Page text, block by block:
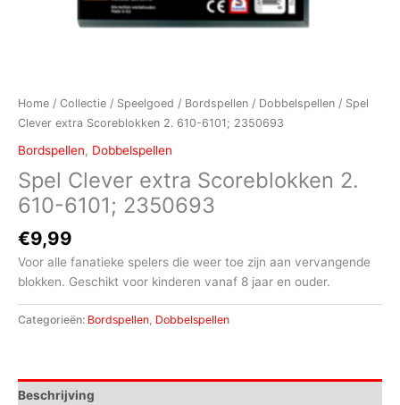
Home / Collectie / Speelgoed / Bordspellen / Dobbelspellen / Spel
Clever extra Scoreblokken 2. 610-6101; 2350693
Bordspellen, Dobbelspellen
Spel Clever extra Scoreblokken 2.
610-6101; 2350693
€9,99
Voor alle fanatieke spelers die weer toe zijn aan vervangende
blokken. Geschikt voor kinderen vanaf 8 jaar en ouder.
Categorieën: Bordspellen, Dobbelspellen
Beschrijving